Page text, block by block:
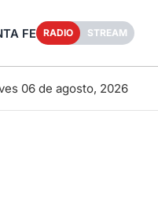
FE RADIO STREAM
06 de agosto, 2026